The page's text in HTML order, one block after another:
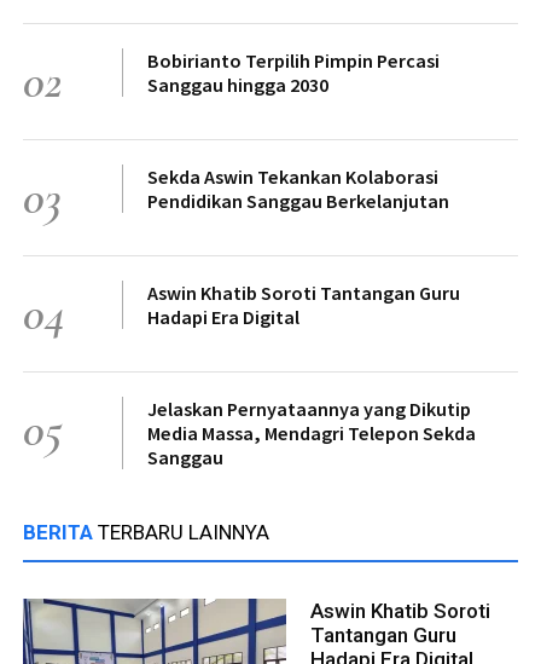
02
Bobirianto Terpilih Pimpin Percasi
Sanggau hingga 2030
03
Sekda Aswin Tekankan Kolaborasi
Pendidikan Sanggau Berkelanjutan
04
Aswin Khatib Soroti Tantangan Guru
Hadapi Era Digital
05
Jelaskan Pernyataannya yang Dikutip
Media Massa, Mendagri Telepon Sekda
Sanggau
BERITA TERBARU LAINNYA
Aswin Khatib Soroti
Tantangan Guru
Hadapi Era Digital